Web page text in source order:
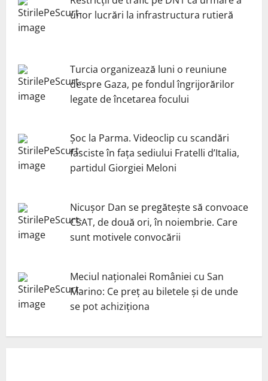
unor lucrări la infrastructura rutieră
Turcia organizează luni o reuniune
despre Gaza, pe fondul îngrijorărilor
legate de încetarea focului
Șoc la Parma. Videoclip cu scandări
fasciste în fața sediului Fratelli d’Italia,
partidul Giorgiei Meloni
Nicuşor Dan se pregăteşte să convoace
CSAT, de două ori, în noiembrie. Care
sunt motivele convocării
Meciul naționalei României cu San
Marino: Ce preț au biletele și de unde
se pot achiziționa